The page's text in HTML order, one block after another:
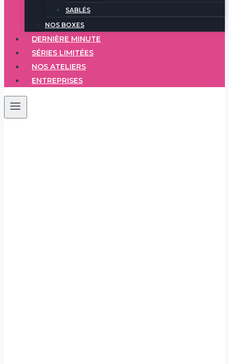
SABLÉS
NOS BOXES
DERNIÈRE MINUTE
SÉRIES LIMITÉES
NOS ATELIERS
ENTREPRISES